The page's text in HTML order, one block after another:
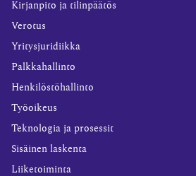
Kirjanpito ja tilinpäätös
Verotus
Yritysjuridiikka
Palkkahallinto
Henkilöstöhallinto
Työoikeus
Teknologia ja prosessit
Sisäinen laskenta
Liiketoiminta